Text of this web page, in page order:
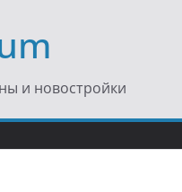
и новостройки